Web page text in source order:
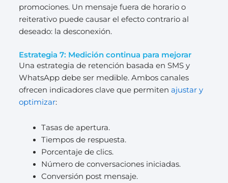
promociones. Un mensaje fuera de horario o
reiterativo puede causar el efecto contrario al
deseado: la desconexión.
Estrategia 7: Medición continua para mejorar
Una estrategia de retención basada en SMS y
WhatsApp debe ser medible. Ambos canales
ofrecen indicadores clave que permiten ajustar y
optimizar:
Tasas de apertura.
Tiempos de respuesta.
Porcentaje de clics.
Número de conversaciones iniciadas.
Conversión post mensaje.